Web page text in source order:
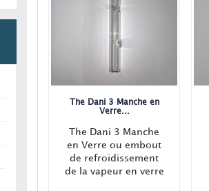
The Dani 3 Manche en
Verre...
The Dani 3 Manche
en Verre ou embout
de refroidissement
de la vapeur en verre